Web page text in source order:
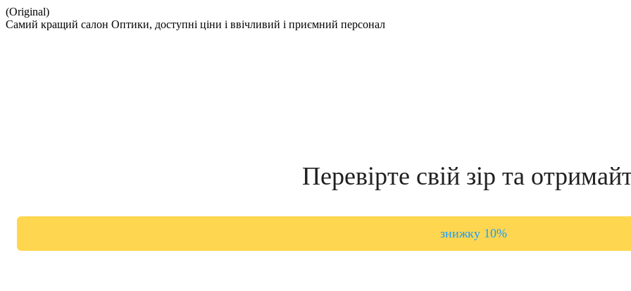
(Original)
Самий кращий салон Оптики, доступні ціни і ввічливий і приємний персонал
Перевірте свій зір та
знижку 10%